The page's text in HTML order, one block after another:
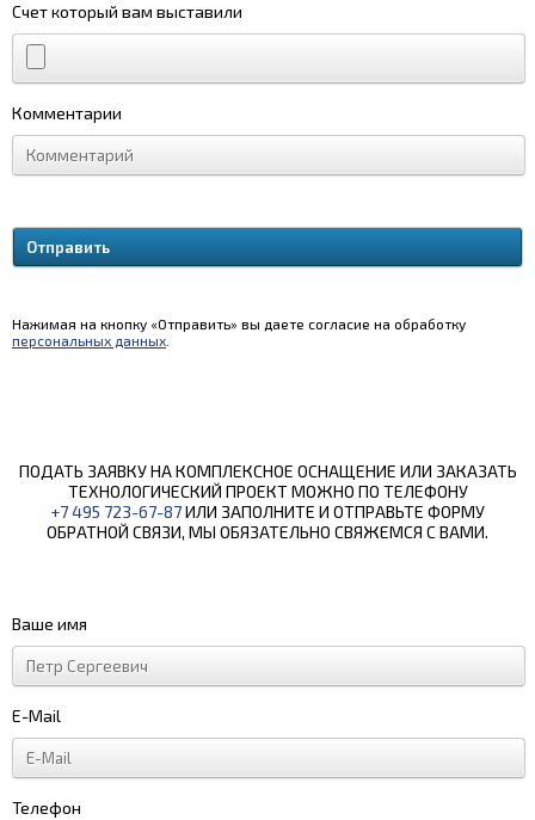
Счет который вам выставили
Комментарии
Нажимая на кнопку «Отправить» вы даете согласие на обработку
персональных данных
ПОДАТЬ ЗАЯВКУ НА КОМПЛЕКСНОЕ ОСНАЩЕНИЕ ИЛИ ЗАКАЗАТЬ
ТЕХНОЛОГИЧЕСКИЙ ПРОЕКТ МОЖНО ПО ТЕЛЕФОНУ
+7 495 723-67-87ИЛИ ЗАПОЛНИТЕ И ОТПРАВЬТЕ ФОРМУ
ОБРАТНОЙ СВЯЗИ, МЫ ОБЯЗАТЕЛЬНО СВЯЖЕМСЯ С ВАМИ.
Ваше имя
E-Mail
Телефон